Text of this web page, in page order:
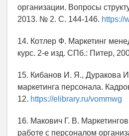
организации. Вопросы
2013. № 2. С. 144-146. https://
14. Котлер Ф. Маркетинг
курс. 2-е изд. СПб.: Питер,
15. Кибанов И. Я., Дуракова
маркетинга персонала.
12. https://elibrary.ru/vommwg
16. Макович Г. В.
работе с персоналом